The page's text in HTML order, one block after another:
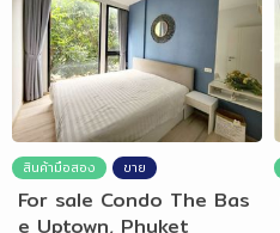
สินค้ามือสอง ขาย
For sale Condo The Bas
e Uptown, Phuket